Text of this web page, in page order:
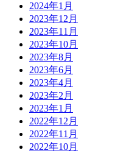
2024年1月
2023年12月
2023年11月
2023年10月
2023年8月
2023年6月
2023年4月
2023年2月
2023年1月
2022年12月
2022年11月
2022年10月